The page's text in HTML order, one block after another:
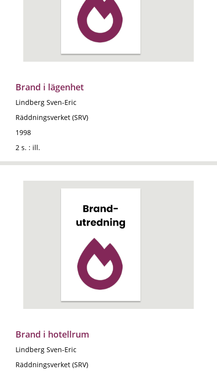
Brand i lägenhet
Lindberg Sven-Eric
Räddningsverket (SRV)
1998
2 s. : ill.
Brand i hotellrum
Lindberg Sven-Eric
Räddningsverket (SRV)